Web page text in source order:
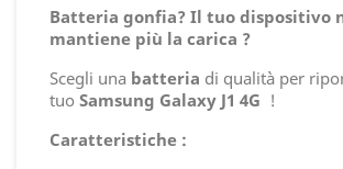
Batteria gonfia? Il tuo dispositivo
mantiene più la carica ?
Scegli una batteria di qualità per
tuo Samsung Galaxy J1 4G !
Caratteristiche :